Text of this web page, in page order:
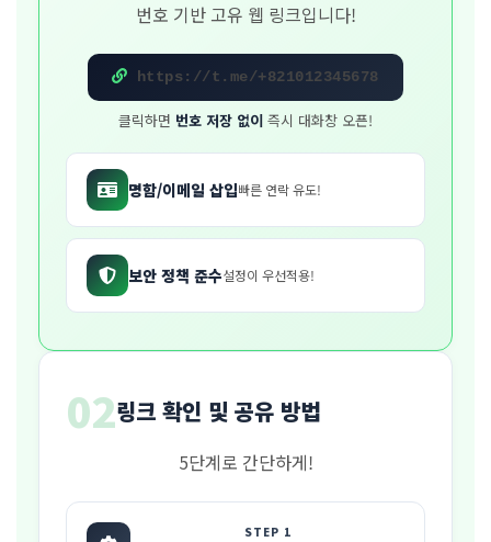
번호 기반 고유 웹 링크입니다!
https://t.me/+821012345678
클릭하면 번호 저장 없이 즉시 대화창 오픈!
명함/이메일 삽입빠른 연락 유도!
보안 정책 준수설정이 우선적용!
02링크 확인 및 공유 방법
5단계로 간단하게!
STEP 1